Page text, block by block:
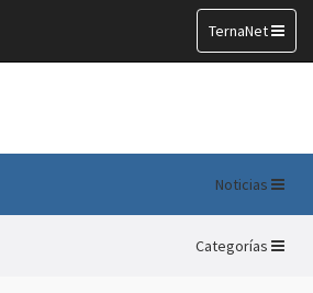
Toggle
navigation
TernaNet
Noticias
Categorías